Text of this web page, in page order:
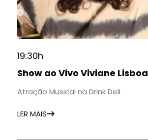
19:30h
Show ao Vivo Viviane Lisboa
Atração Musical na Drink Deli
LER MAIS